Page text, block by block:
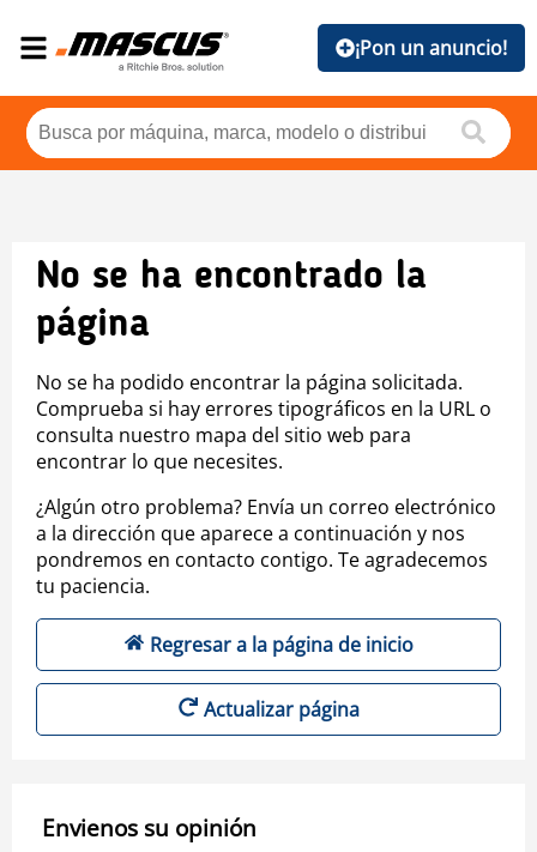
¡Pon un anuncio!
No se ha encontrado la
página
No se ha podido encontrar la página solicitada.
Comprueba si hay errores tipográficos en la URL o
consulta nuestro mapa del sitio web para
encontrar lo que necesites.
¿Algún otro problema? Envía un correo electrónico
a la dirección que aparece a continuación y nos
pondremos en contacto contigo. Te agradecemos
tu paciencia.
Regresar a la página de inicio
Actualizar página
Envienos su opinión